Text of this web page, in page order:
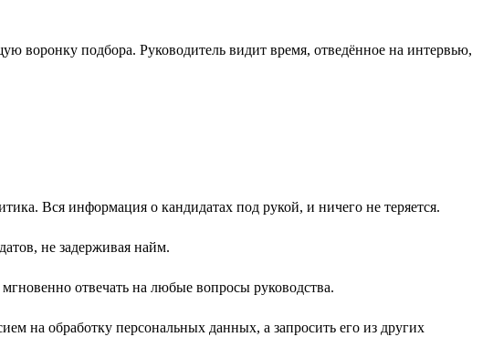
воронку подбора. Руководитель видит время, отведённое на интервью,
Вся информация о кандидатах под рукой, и ничего не теряется.
не задерживая найм.
отвечать на любые вопросы руководства.
на обработку персональных данных, а запросить его из других